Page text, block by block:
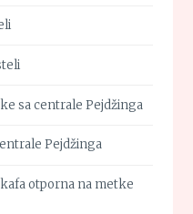
sa centrale Pejdžinga
Pejdžinga
otporna na metke